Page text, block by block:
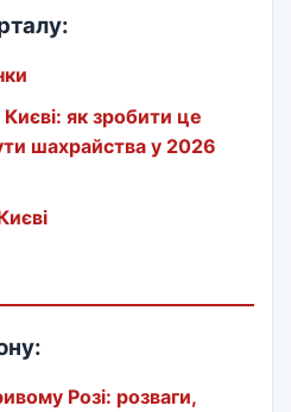
як зробити це
шахрайства у 2026
Розі: розваги,